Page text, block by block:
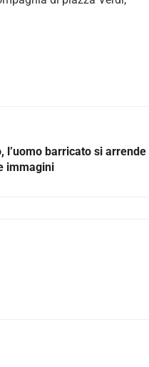
l’uomo barricato si arrende
immagini